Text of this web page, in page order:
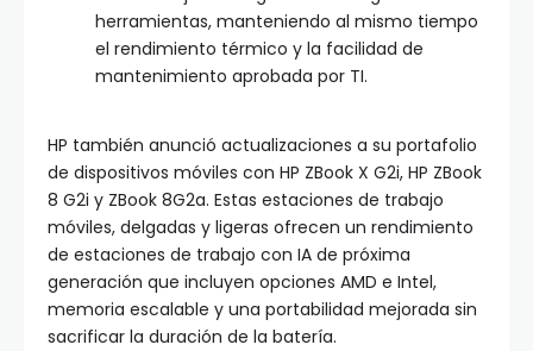
herramientas, manteniendo al mismo tiempo
el rendimiento térmico y la facilidad de
mantenimiento aprobada por TI.
HP también anunció actualizaciones a su portafolio
de dispositivos móviles con HP ZBook X G2i, HP ZBook
8 G2i y ZBook 8G2a. Estas estaciones de trabajo
móviles, delgadas y ligeras ofrecen un rendimiento
de estaciones de trabajo con IA de próxima
generación que incluyen opciones AMD e Intel,
memoria escalable y una portabilidad mejorada sin
sacrificar la duración de la batería.